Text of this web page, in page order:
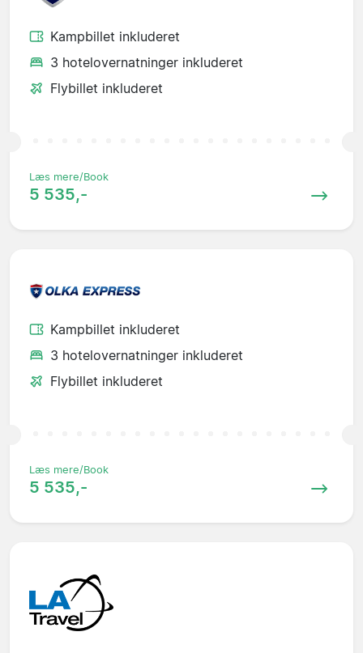
Kampbillet inkluderet
3 hotelovernatninger inkluderet
Flybillet inkluderet
Læs mere/Book
5 535,-
Kampbillet inkluderet
3 hotelovernatninger inkluderet
Flybillet inkluderet
Læs mere/Book
5 535,-